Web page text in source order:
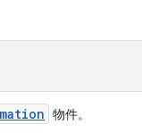
物件。